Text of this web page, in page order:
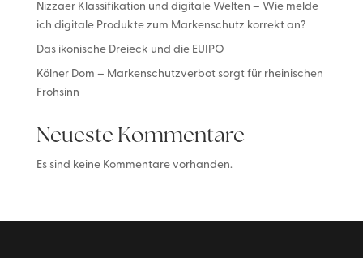
Nizzaer Klassifikation und digitale Welten – Wie melde
ich digitale Produkte zum Markenschutz korrekt an?
Das ikonische Dreieck und die EUIPO
Kölner Dom – Markenschutzverbot sorgt für rheinischen
Frohsinn
Neueste Kommentare
Es sind keine Kommentare vorhanden.